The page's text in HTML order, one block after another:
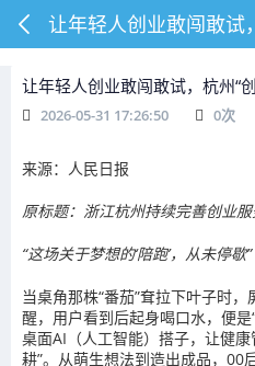
让年轻人创业敢闯敢试，杭州“
2026-05-31 17:26:50 0次
来源：人民日报
原标题：浙江杭州持续完善创业
“这场关于梦想的‘陪跑’，从未停歇
当桌角那株“番茄”耷拉下叶子时
醒，用户看到后起身喝口水，便
桌面AI（人工智能）搭子，让健
耕”。从萌生想法到造出成品，00